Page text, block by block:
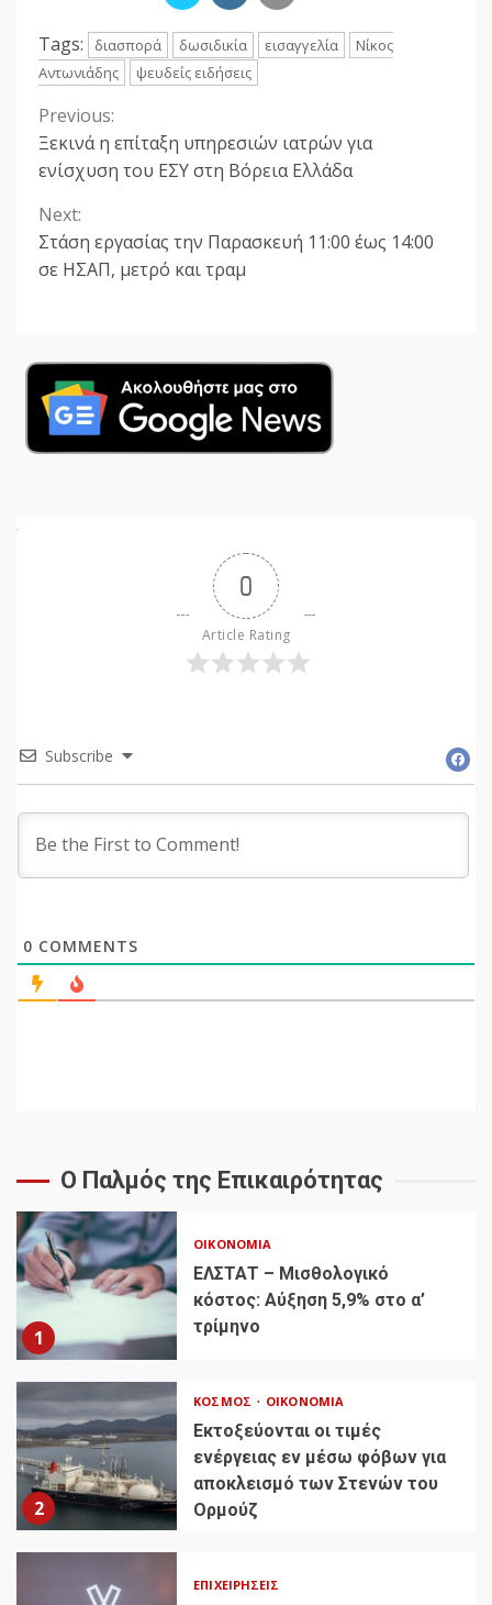
Tags: διασπορά δωσιδικία εισαγγελία
Νίκος
Αντωνιάδης
ψευδείς ειδήσεις
Continue
Reading
Previous:
Ξεκινά η επίταξη υπηρεσιών ιατρών για
ενίσχυση του ΕΣΥ στη Βόρεια Ελλάδα
Next:
Στάση εργασίας την Παρασκευή 11:00 έως 14:00
σε ΗΣΑΠ, μετρό και τραμ
0
Article Rating
Subscribe
0 COMMENTS
Ο Παλμός της Επικαιρότητας
1
ΟΙΚΟΝΟΜΊΑ
ΕΛΣΤΑΤ – Μισθολογικό
κόστος: Αύξηση 5,9% στο α’
τρίμηνο
2
ΚΌΣΜΟΣ ΟΙΚΟΝΟΜΊΑ
Εκτοξεύονται οι τιμές
ενέργειας εν μέσω φόβων για
αποκλεισμό των Στενών του
Ορμούζ
ΕΠΙΧΕΙΡΉΣΕΙΣ